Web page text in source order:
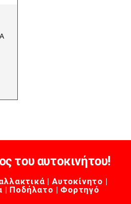
του αυτοκινήτου!
| Αυτοκίνητο |
| Ποδήλατο | Φορτηγό